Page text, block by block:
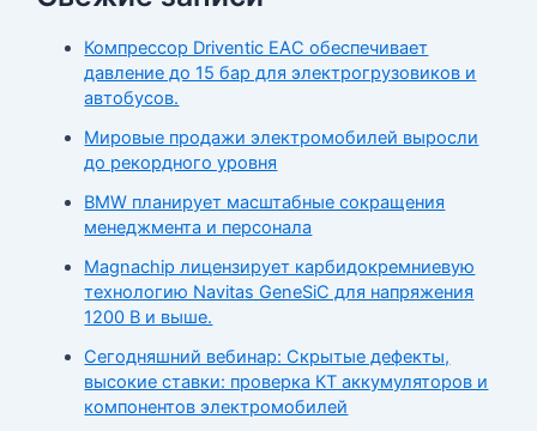
Компрессор Driventic EAC обеспечивает
давление до 15 бар для электрогрузовиков и
автобусов.
Мировые продажи электромобилей выросли
до рекордного уровня
BMW планирует масштабные сокращения
менеджмента и персонала
Magnachip лицензирует карбидокремниевую
технологию Navitas GeneSiC для напряжения
1200 В и выше.
Сегодняшний вебинар: Скрытые дефекты,
высокие ставки: проверка КТ аккумуляторов и
компонентов электромобилей